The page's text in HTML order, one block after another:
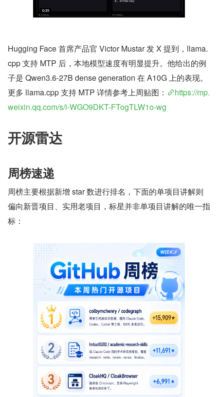
Hugging Face 首席产品官 Victor Mustar 发 X 提到，llama.
cpp 支持 MTP 后，本地模型速度有明显提升。他给出的例
子是 Qwen3.6-27B dense generation 在 A10G 上的表现。
更多 llama.cpp 支持 MTP 详情参考上周贴图：
https://mp.
weixin.qq.com/s/i-WGO9DKT-FTogTLW1o-wg
开源雷达
周榜速递
周榜主要根据新增 star 数进行排名，下面的单项目讲解则
偏向新晋项目、实用老项目，标星并非单项目讲解的唯一指
标：